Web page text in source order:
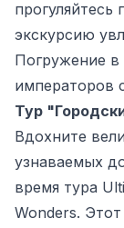
экскурсию
Погружение в
императоров
Тур
Вдохните
узнаваемых
время тура
Wonders. Этот